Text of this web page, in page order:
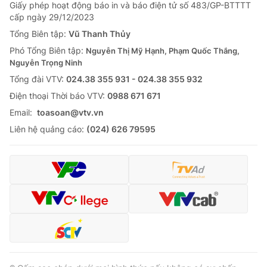
Sản phẩm
Thị trường
Tư vấn
Lịch phát sóng
Chuyên mục khác
Emagazine Podcast
Photo Infographic
Shorts video
VTV Money VTV Thể thao
VTV Sức khoẻ
Giấy phép hoạt động báo in và báo điện tử số 483/GP-BTTTT
cấp ngày 29/12/2023
Tổng Biên tập: Vũ Thanh Thủy
Phó Tổng Biên tập: Nguyễn Thị Mỹ Hạnh, Phạm Quốc Thắng,
Nguyễn Trọng Ninh
Tổng đài VTV: 024.38 355 931 - 024.38 355 932
Ðiện thoại Thời báo VTV: 0988 671 671
Email: toasoan@vtv.vn
Liên hệ quảng cáo: (024) 626 79595